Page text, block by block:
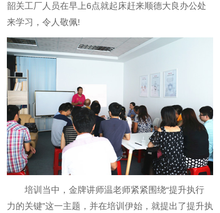
韶关工厂人员在早上6点就起床赶来顺德大良办公处
来学习，令人敬佩!
培训当中，金牌讲师温老师紧紧围绕“提升执行
力的关键”这一主题，并在培训伊始，就提出了提升执